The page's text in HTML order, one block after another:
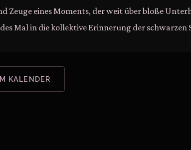
Zeuge eines Moments, der weit über bloße
Mal in die kollektive Erinnerung der schwarzen
KALENDER